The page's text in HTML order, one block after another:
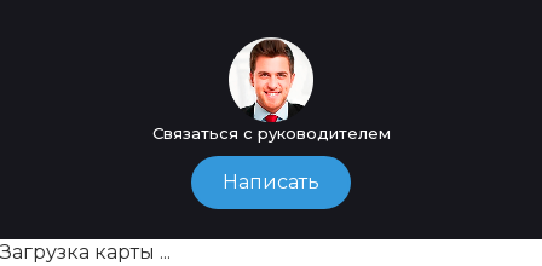
Связаться с руководителем
Написать
Загрузка карты ...